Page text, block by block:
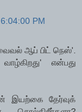
PM
ஆப் பிட் நெஸ்'.
என்பது
இயற்கை தேர்வுக்